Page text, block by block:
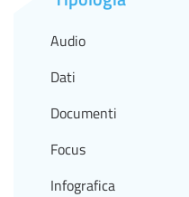
Audio
Dati
Documenti
Focus
Infografica